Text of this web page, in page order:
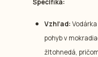
Špecifiká:
Vzhľad:
pohyb v
žltohnedá,